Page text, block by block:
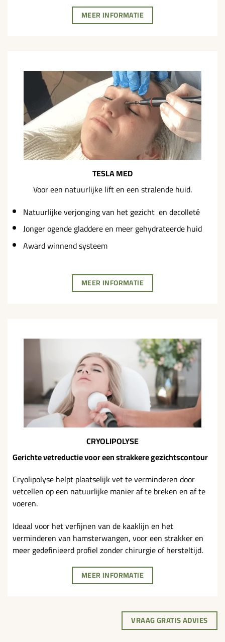
MEER INFORMATIE
TESLA MED
Voor een natuurlijke lift en een stralende huid.
Natuurlijke verjonging van het gezicht en decolleté
Jonger ogende gladdere en meer gehydrateerde huid
Award winnend systeem
MEER INFORMATIE
CRYOLIPOLYSE
Gerichte vetreductie voor een strakkere gezichtscontour
Cryolipolyse helpt plaatselijk vet te verminderen door
vetcellen op een natuurlijke manier af te breken en af te
voeren.
Ideaal voor het verfijnen van de kaaklijn en het
verminderen van hamsterwangen, voor een strakker en
meer gedefinieerd profiel zonder chirurgie of hersteltijd.
MEER INFORMATIE
VRAAG GRATIS ADVIES